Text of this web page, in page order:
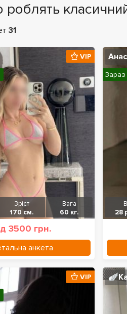
роблять
31
Зріст
170 см.
Вага
60 кг.
3500 грн.
анкета
VIP
28
Зараз
VIP